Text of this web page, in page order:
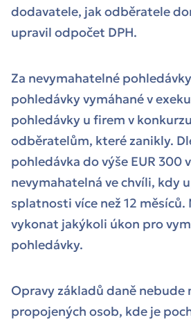
dodavatele, jak odběratele
upravil odpočet DPH.
Za nevymahatelné
pohledávky vymáhané v
pohledávky u firem v
odběratelům, které zanikly.
pohledávka do výše EUR 300
nevymahatelná ve chvíli, kdy
splatnosti více než 12 měsíců.
vykonat jakýkoli úkon pro
pohledávky.
Opravy základů daně nebude
propojených osob, kde je